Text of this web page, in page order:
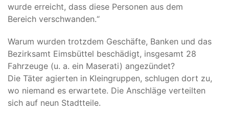
wurde erreicht, dass diese Personen aus dem
Bereich verschwanden.“
Warum wurden trotzdem Geschäfte, Banken und das
Bezirksamt Eimsbüttel beschädigt, insgesamt 28
Fahrzeuge (u. a. ein Maserati) angezündet?
Die Täter agierten in Kleingruppen, schlugen dort zu,
wo niemand es erwartete. Die Anschläge verteilten
sich auf neun Stadtteile.